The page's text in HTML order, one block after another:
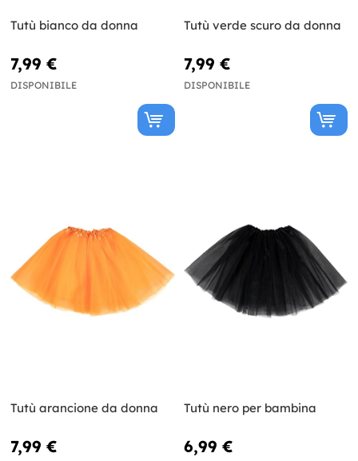
Tutù bianco da donna
7,99 €
DISPONIBILE
Tutù verde scuro da donna
7,99 €
DISPONIBILE
Tutù arancione da donna
7,99 €
Tutù nero per bambina
6,99 €